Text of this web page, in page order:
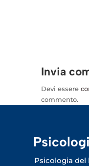
Invia
Devi essere
commento.
Psicologia del